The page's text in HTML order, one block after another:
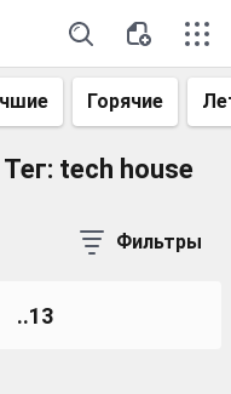
Горячие
tech house
Фильтры
..13